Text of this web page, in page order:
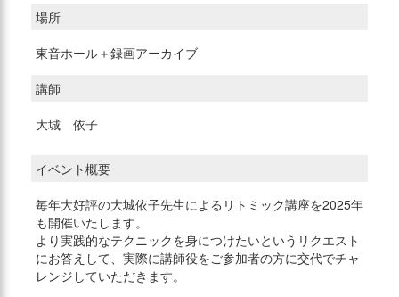
場所
東音ホール＋録画アーカイブ
講師
大城 依子
イベント概要
毎年大好評の大城依子先生によるリトミック講座を2025年
も開催いたします。
より実践的なテクニックを身につけたいというリクエスト
にお答えして、実際に講師役をご参加者の方に交代でチャ
レンジしていただきます。